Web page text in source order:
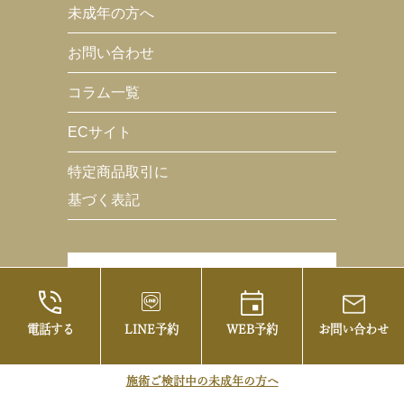
電話する LINE予約 WEB予約 お問い合わせ
施術ご検討中の未成年の方へ
未成年の方へ
お問い合わせ
コラム一覧
ECサイト
特定商品取引に
基づく表記